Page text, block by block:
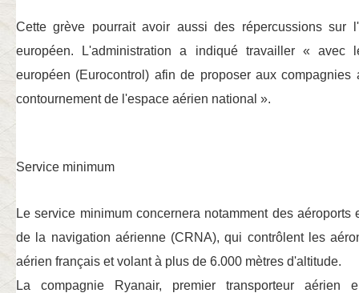
Cette grève pourrait avoir aussi des répercussions sur
européen. L'administration a indiqué travailler
« avec
européen (Eurocontrol) afin de proposer aux compagnies
contournement de l'espace aérien national ».
Service minimum
Le service minimum concernera notamment des
de la navigation aérienne (CRNA), qui contrôlent les
aérien français et volant à plus de 6.000 mètres d'altitude.
La compagnie Ryanair, premier transporteur aérien